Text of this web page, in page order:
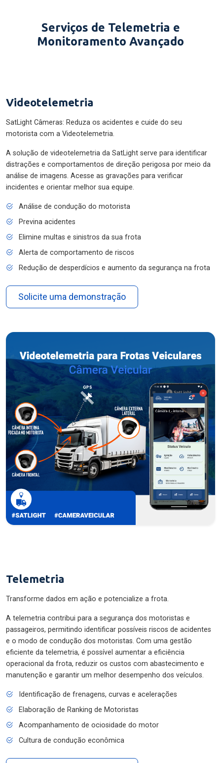
Serviços de Telemetria e
Monitoramento Avançado
Videotelemetria
SatLight Câmeras: Reduza os acidentes e cuide do seu
motorista com a Videotelemetria.
A solução de videotelemetria da SatLight serve para identificar
distrações e comportamentos de direção perigosa por meio da
análise de imagens. Acesse as gravações para verificar
incidentes e orientar melhor sua equipe.
Análise de condução do motorista
Previna acidentes
Elimine multas e sinistros da sua frota
Alerta de comportamento de riscos
Redução de desperdícios e aumento da segurança na frota
Solicite uma demonstração
Telemetria
Transforme dados em ação e potencialize a frota.
A telemetria contribui para a segurança dos motoristas e
passageiros, permitindo identificar possíveis riscos de acidentes
e o modo de condução dos motoristas. Com uma gestão
eficiente da telemetria, é possível aumentar a eficiência
operacional da frota, reduzir os custos com abastecimento e
manutenção e garantir um melhor desempenho dos veículos.
Identificação de frenagens, curvas e acelerações
Elaboração de Ranking de Motoristas
Acompanhamento de ociosidade do motor
Cultura de condução econômica